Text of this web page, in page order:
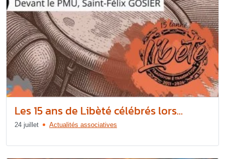
Les 15 ans de Libèté célébrés lors...
24 juillet Actualités associatives